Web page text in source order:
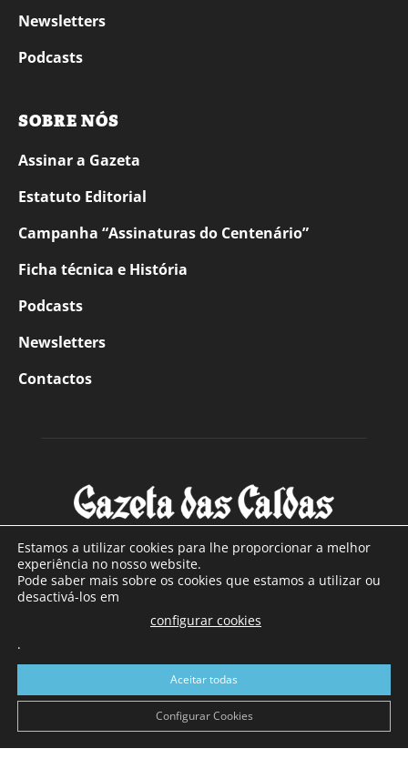
Newsletters
Podcasts
SOBRE NÓS
Assinar a Gazeta
Estatuto Editorial
Campanha “Assinaturas do Centenário”
Ficha técnica e História
Podcasts
Newsletters
Contactos
SOBRE NÓS
Com sede nas Caldas da Rainha e mais de 90 anos de
a sul de distrito de Leiria, com mais de 40.000 leitores por
toda a região Oeste. Jornal com distribuição em Portugal
Continental e assinatura online.
Estamos a utilizar cookies para lhe proporcionar a melhor
experiência no nosso website.
Pode saber mais sobre os cookies que estamos a utilizar ou
desactivá-los em
configurar cookies
.
Aceitar todas
Configurar Cookies